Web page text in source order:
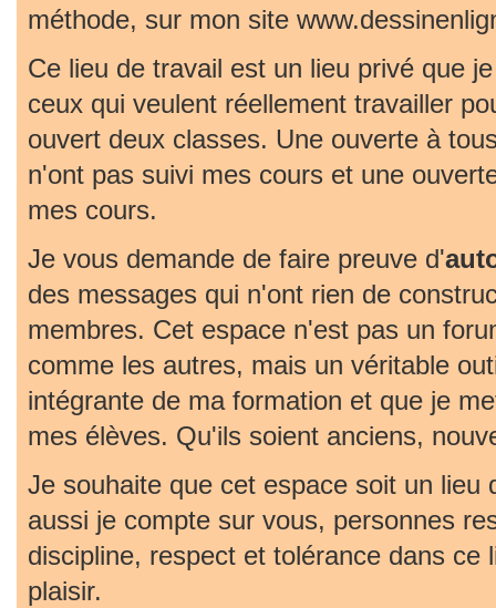
méthode, sur mon site
Ce lieu de travail est un lieu privé que
ceux qui veulent réellement travailler
ouvert deux classes. Une ouverte à
n'ont pas suivi mes cours et une
mes cours.
Je vous demande de faire preuve d'
des messages qui n'ont rien de
membres. Cet espace n'est pas un
comme les autres, mais un véritable
intégrante de ma formation et que je
mes élèves. Qu'ils soient anciens,
Je souhaite que cet espace soit un lieu
aussi je compte sur vous, personnes
discipline, respect et tolérance dans ce
plaisir.